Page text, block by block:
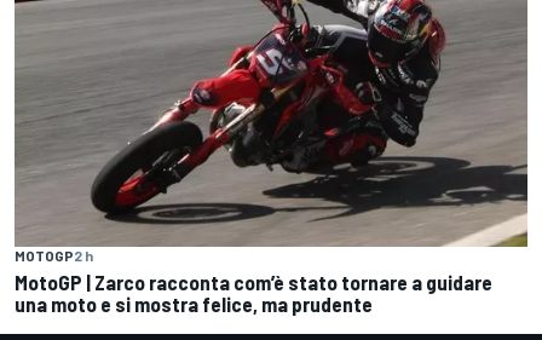
MOTOGP2 h
MotoGP | Zarco racconta com’è stato tornare a guidare
una moto e si mostra felice, ma prudente